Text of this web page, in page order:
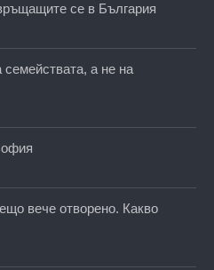
се в България
а не на
вече отворено. Какво